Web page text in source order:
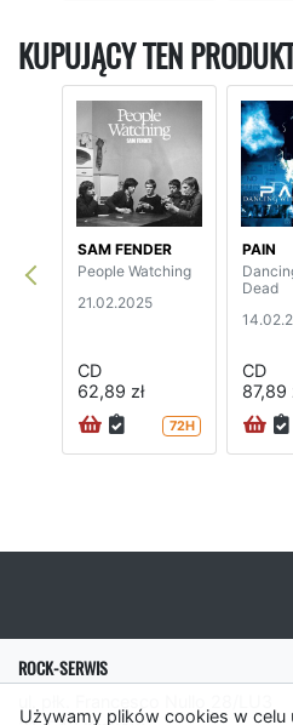
Używamy plików cookies w celu
KUPUJĄCY TEN
SAM FENDER
People Watching
21.02.2025
CD
62,89 zł
72H
PAIN
Dead
CD
87,89
ROCK-SERWIS